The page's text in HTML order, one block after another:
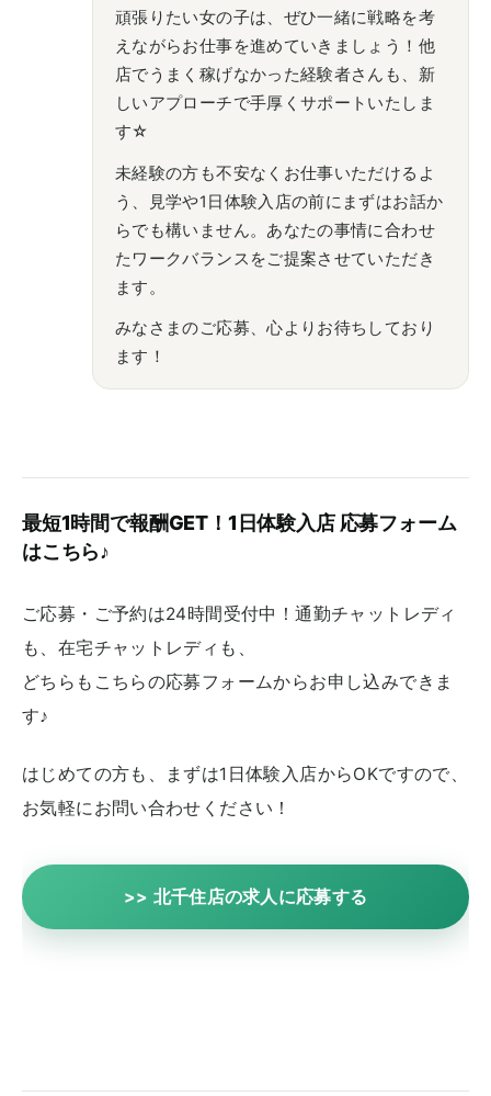
頑張りたい女の子は、ぜひ一緒に戦略を考
えながらお仕事を進めていきましょう！他
店でうまく稼げなかった経験者さんも、新
しいアプローチで手厚くサポートいたしま
す☆
未経験の方も不安なくお仕事いただけるよ
う、見学や1日体験入店の前にまずはお話か
らでも構いません。あなたの事情に合わせ
たワークバランスをご提案させていただき
ます。
みなさまのご応募、心よりお待ちしており
ます！
最短1時間で報酬GET！1日体験入店 応募フォーム
はこちら♪
ご応募・ご予約は24時間受付中！通勤チャットレディ
も、在宅チャットレディも、
どちらもこちらの応募フォームからお申し込みできま
す♪
はじめての方も、まずは1日体験入店からOKですので、
お気軽にお問い合わせください！
>> 北千住店の求人に応募する